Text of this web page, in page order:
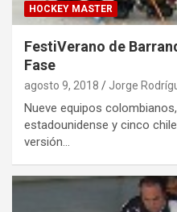
HOCKEY MASTER
FestiVerano de
Fase
agosto 9, 2018 Jorge
Nueve equipos
estadounidense y cinco
versión…